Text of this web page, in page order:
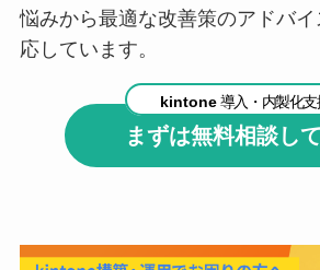
悩みから最適な改善策のアドバ
応しています。
kintone導入・内製化支
まずは無料相談し